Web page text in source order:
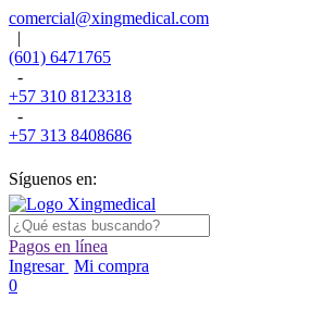
comercial@xingmedical.com
|
(601) 6471765
-
+57 310 8123318
-
+57 313 8408686
Síguenos en:
Pagos en línea
Ingresar Mi compra
0